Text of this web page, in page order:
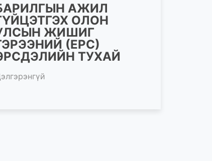
АЖИЛ
ОЛОН
ЖИШИГ
(EPC)
ТУХАЙ